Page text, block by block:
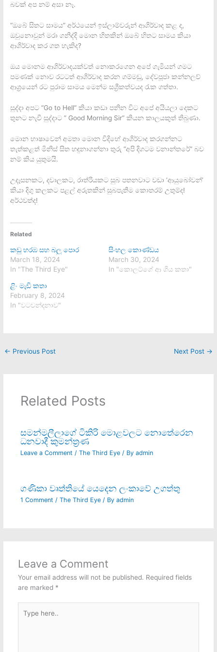
බවක් අප නම් අසා නෑ.
“ඔබේ සිතට සාමය” අර්ථයෙන් ඉස්ලාම්වරුන් ආශිර්වාද කළ ද,
ඔවුනොවුන් මරා ගනිද්දි මොන හිතකින් ඔබේ හිතට සාමය කියා
ආශිර්වාද කර ගත හැකිද?
ඔය මොනම ආශිර්වාදයක්වත් නොකරගෙන අපේ ගැමියන් ගමට
පමණක් නොව රටටත් ආශිර්වාද කරන ගම්මඩු, දේවපූජා කන්නලව්
ආශ්‍රයෙන් රට පුරාම සාමය මෙන්ම සශ්‍රීකත්වයද රැක ගත්තා.
සුද්දා අපට “Go to Hell” කියා කඩා පනින විට අපේ අයියලා දෙකට
තුනට නැවී සුද්දාට ” Good Morning Sir” කියන කාලයකුත් තිබුණා.
මොන භාෂාවෙන් අමතා මොන විදිහේ ආශිර්වාද කරගන්නට
තැත්කළත් මිනිස් සිත හඳුනාගන්නා තුරු “අපි දිගටම වනාන්තරේ” බව
නම් කිය යුතුමයි.
උදෑසනකට, දවාලකට, රාත්රියකට සුබ පතනවාට වඩා ‘ආයුබෝවන්’
කියා දිගු කලකට පළල් අරුතකින් සුබපැතීම කොතරම් උතුම්ද!
අර්ථවත්ද!
Related
කඩු හරඹ සහ බලු පොර
March 18, 2024
In "The Third Eye"
සිංහල කොණ්ඩය
March 30, 2024
In "කොලට්ගේ ආ ගිය කතා"
ළිං මැඩි කතා
February 8, 2024
In "වටවන්දනාව"
← Previous Post Next Post →
Related Posts
සමන්මලීලාගේ ටිකිරි මොළවලට නොතේරෙන
ධනවාදී කුමන්ත‍්‍රණ
Leave a Comment / The Third Eye/ By admin
ගණිකා වෘත්තියේ යෙදෙන ලංකාවේ උගත්තු
1 Comment / The Third Eye/ By admin
Leave a Comment
Your email address will not be published. Required fields
are marked *
here..